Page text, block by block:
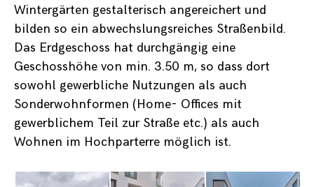
Wintergärten gestalterisch angereichert und
bilden so ein abwechslungsreiches Straßenbild.
Das Erdgeschoss hat durchgängig eine
Geschosshöhe von min. 3.50 m, so dass dort
sowohl gewerbliche Nutzungen als auch
Sonderwohnformen (Home- Offices mit
gewerblichem Teil zur Straße etc.) als auch
Wohnen im Hochparterre möglich ist.